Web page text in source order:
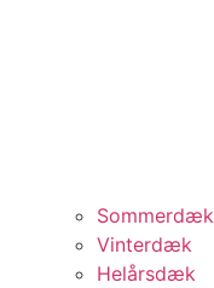
Sommerdæk
Vinterdæk
Helårsdæk